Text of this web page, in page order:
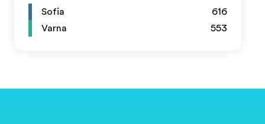
Sofia
616
Varna
553